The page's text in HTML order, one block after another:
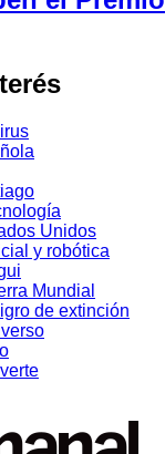
Unidos
y robótica
Mundial
de extinción